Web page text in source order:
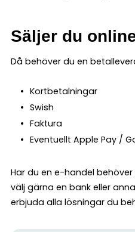
Säljer du
Då behöver du en
Kortbetalningar
Swish
Faktura
Eventuellt Apple Pay /
Har du en e-handel
välj gärna en bank eller
erbjuda alla lösningar du